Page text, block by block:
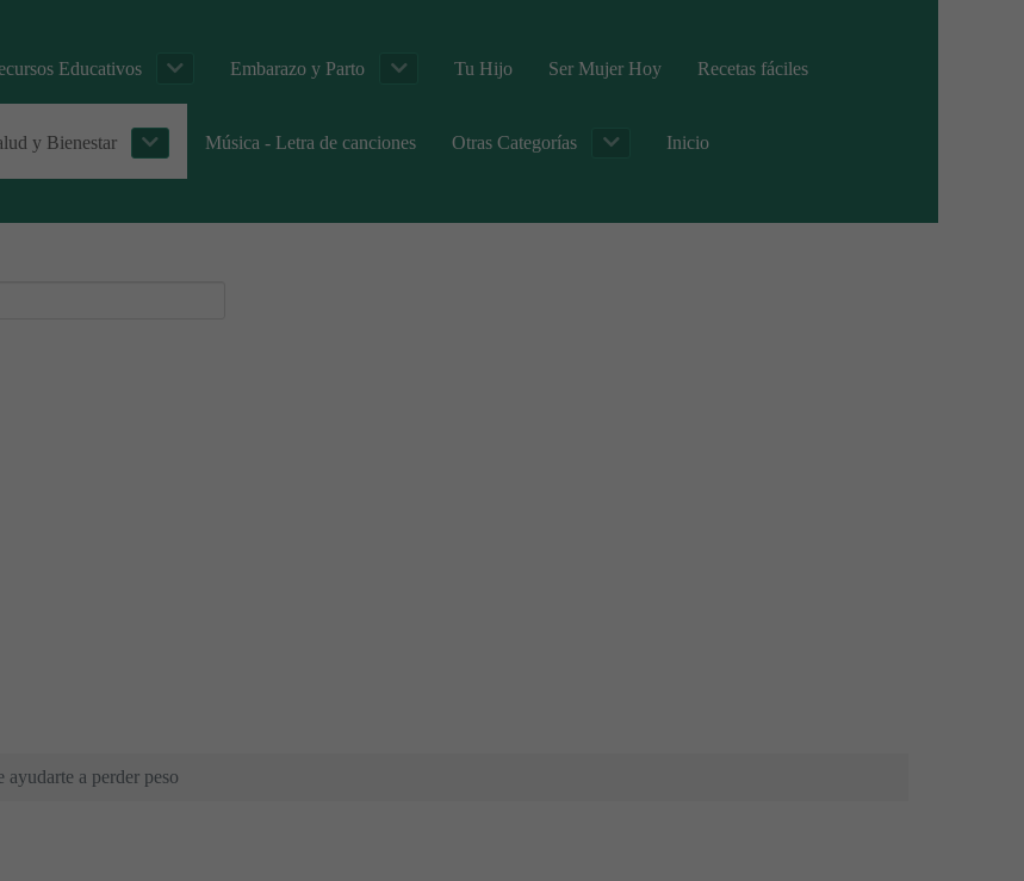
Educativos Embarazo y Parto Tu Hijo Ser Mujer Hoy Recetas fáciles
y Bienestar Música - Letra de canciones Otras Categorías Inicio
a perder peso